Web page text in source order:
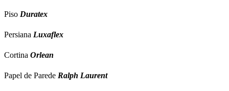
Piso Duratex
Persiana Luxaflex
Cortina Orlean
Papel de Parede Ralph Laurent